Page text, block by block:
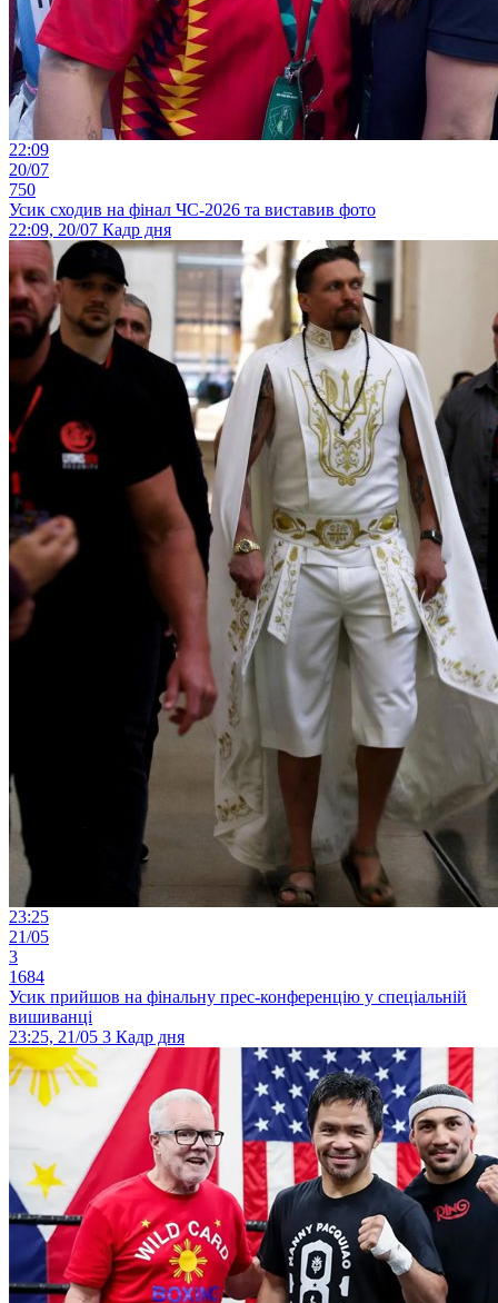
22:09
20/07
750
Усик сходив на фінал ЧС-2026 та виставив фото
22:09, 20/07 Кадр дня
23:25
21/05
3
1684
Усик прийшов на фінальну прес-конференцію у спеціальній
вишиванці
23:25, 21/05 3 Кадр дня